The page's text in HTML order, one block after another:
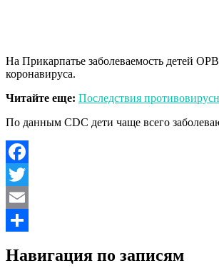
На Прикарпатье заболеваемость детей
коронавируса.
Читайте еще: Последствия
По данным CDC дети чаще всего
Facebook
Twitter
Email
Навигация по записям